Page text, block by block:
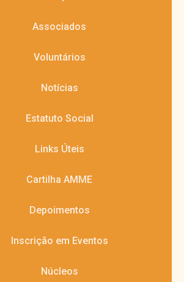
Associados
Voluntários
Notícias
Estatuto Social
Links Úteis
Cartilha AMME
Depoimentos
Inscrição em Eventos
Núcleos